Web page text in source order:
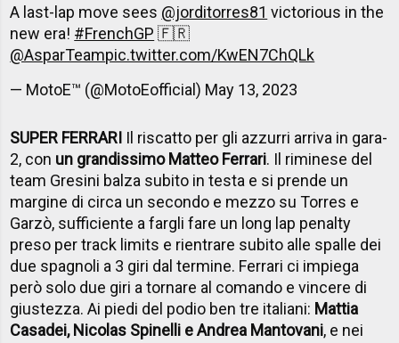
A last-lap move sees @jorditorres81 victorious in the
new era! #FrenchGP 🇫🇷
@AsparTeampic.twitter.com/KwEN7ChQLk
— MotoE™ (@MotoEofficial) May 13, 2023
SUPER FERRARI Il riscatto per gli azzurri arriva in gara-
2, con un grandissimo Matteo Ferrari. Il riminese del
team Gresini balza subito in testa e si prende un
margine di circa un secondo e mezzo su Torres e
Garzò, sufficiente a fargli fare un long lap penalty
preso per track limits e rientrare subito alle spalle dei
due spagnoli a 3 giri dal termine. Ferrari ci impiega
però solo due giri a tornare al comando e vincere di
giustezza. Ai piedi del podio ben tre italiani: Mattia
Casadei, Nicolas Spinelli e Andrea Mantovani, e nei